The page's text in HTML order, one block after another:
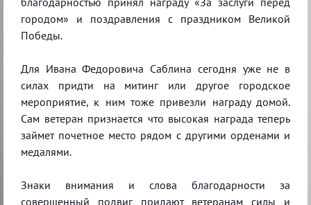
городом» и поздравления с праздником Великой
Победы.
Для Ивана Федоровича Саблина сегодня уже не в
силах придти на митинг или другое городское
мероприятие, к ним тоже привезли награду домой.
Сам ветеран признается что высокая награда теперь
займет почетное место рядом с другими орденами и
медалями.
Знаки внимания и слова благодарности за
совершенный подвиг придают ветеранам силы и